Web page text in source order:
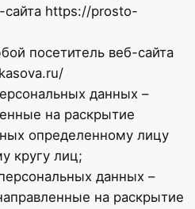
сайта https://prosto-
посетитель веб-сайта
данных –
на раскрытие
определенному лицу
кругу лиц;
данных –
на раскрытие